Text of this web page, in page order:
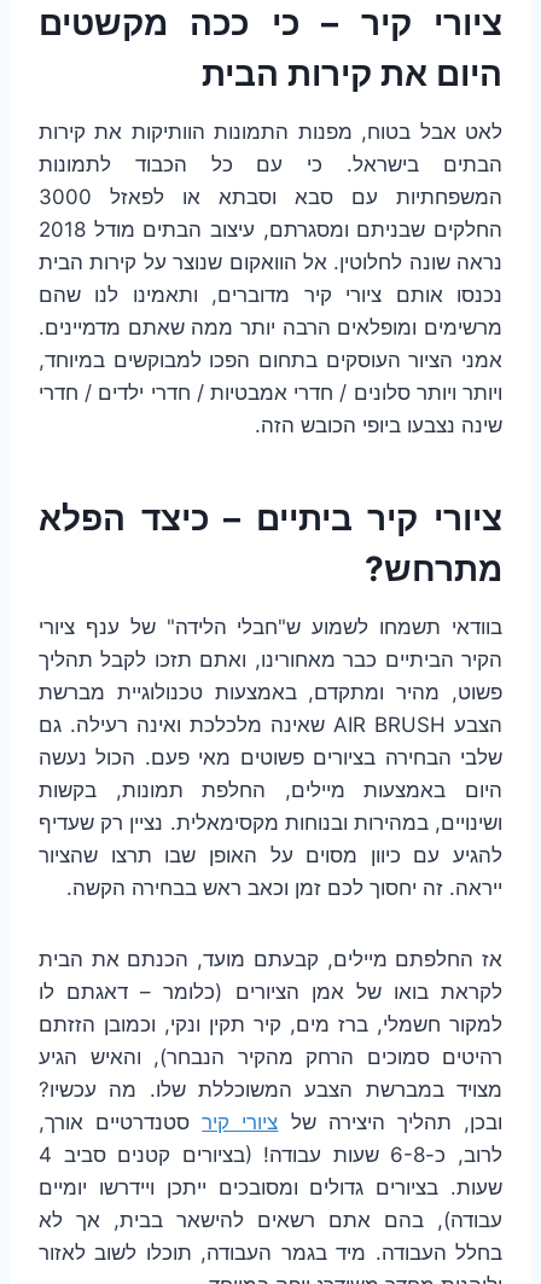
ציורי קיר – כי ככה מקשטים
היום את קירות הבית
לאט אבל בטוח, מפנות התמונות הוותיקות את קירות
הבתים בישראל. כי עם כל הכבוד לתמונות
המשפחתיות עם סבא וסבתא או לפאזל 3000
החלקים שבניתם ומסגרתם, עיצוב הבתים מודל 2018
נראה שונה לחלוטין. אל הוואקום שנוצר על קירות הבית
נכנסו אותם ציורי קיר מדוברים, ותאמינו לנו שהם
מרשימים ומופלאים הרבה יותר ממה שאתם מדמיינים.
אמני הציור העוסקים בתחום הפכו למבוקשים במיוחד,
ויותר ויותר סלונים / חדרי אמבטיות / חדרי ילדים / חדרי
שינה נצבעו ביופי הכובש הזה.
ציורי קיר ביתיים – כיצד הפלא
מתרחש?
בוודאי תשמחו לשמוע ש"חבלי הלידה" של ענף ציורי
הקיר הביתיים כבר מאחורינו, ואתם תזכו לקבל תהליך
פשוט, מהיר ומתקדם, באמצעות טכנולוגיית מברשת
הצבע AIR BRUSH שאינה מלכלכת ואינה רעילה. גם
שלבי הבחירה בציורים פשוטים מאי פעם. הכול נעשה
היום באמצעות מיילים, החלפת תמונות, בקשות
ושינויים, במהירות ובנוחות מקסימאלית. נציין רק שעדיף
להגיע עם כיוון מסוים על האופן שבו תרצו שהציור
ייראה. זה יחסוך לכם זמן וכאב ראש בבחירה הקשה.
אז החלפתם מיילים, קבעתם מועד, הכנתם את הבית
לקראת בואו של אמן הציורים (כלומר – דאגתם לו
למקור חשמלי, ברז מים, קיר תקין ונקי, וכמובן הזזתם
רהיטים סמוכים הרחק מהקיר הנבחר), והאיש הגיע
מצויד במברשת הצבע המשוכללת שלו. מה עכשיו?
ובכן, תהליך היצירה של ציורי קירסטנדרטיים אורך,
לרוב, כ-6-8 שעות עבודה! (בציורים קטנים סביב 4
שעות. בציורים גדולים ומסובכים ייתכן ויידרשו יומיים
עבודה), בהם אתם רשאים להישאר בבית, אך לא
בחלל העבודה. מיד בגמר העבודה, תוכלו לשוב לאזור